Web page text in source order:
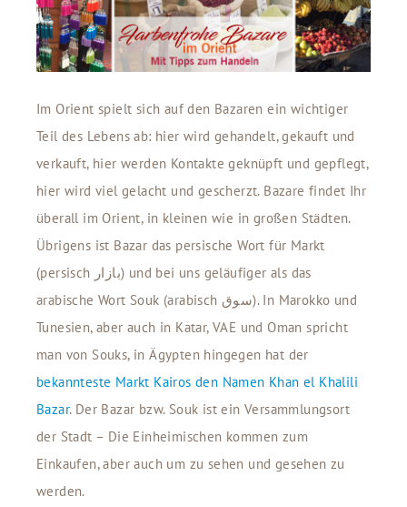
Im Orient spielt sich auf den Bazaren ein wichtiger
Teil des Lebens ab: hier wird gehandelt, gekauft und
verkauft, hier werden Kontakte geknüpft und gepflegt,
hier wird viel gelacht und gescherzt. Bazare findet Ihr
überall im Orient, in kleinen wie in großen Städten.
Übrigens ist Bazar das persische Wort für Markt
(persisch بازار) und bei uns geläufiger als das
arabische Wort Souk (arabisch سوق). In Marokko und
Tunesien, aber auch in Katar, VAE und Oman spricht
man von Souks, in Ägypten hingegen hat der
bekannteste Markt Kairos den Namen Khan el Khalili
Bazar. Der Bazar bzw. Souk ist ein Versammlungsort
der Stadt – Die Einheimischen kommen zum
Einkaufen, aber auch um zu sehen und gesehen zu
werden.